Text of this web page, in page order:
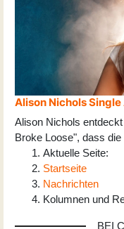
Alison Nichols
Alison Nichols
Broke Loose", dass
Aktuelle Seite:
Startseite
Nachrichten
Kolumnen und
BEI